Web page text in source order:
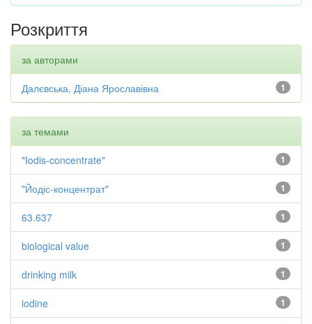
Розкриття
за авторами
1
Далєвська, Діана Ярославівна
за темами
1
"Iodis-concentrate"
1
"Йодіс-концентрат"
1
63.637
1
biological value
1
drinking milk
1
iodine